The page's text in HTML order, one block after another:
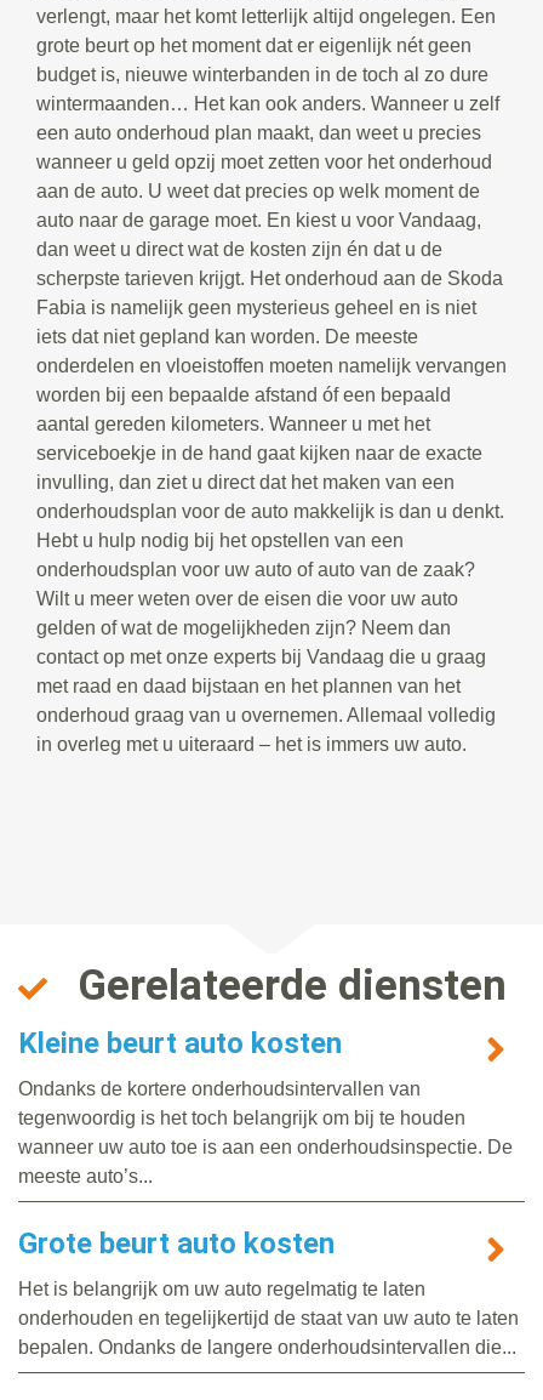
verlengt, maar het komt letterlijk altijd ongelegen. Een
grote beurt op het moment dat er eigenlijk nét geen
budget is, nieuwe winterbanden in de toch al zo dure
wintermaanden… Het kan ook anders. Wanneer u zelf
een auto onderhoud plan maakt, dan weet u precies
wanneer u geld opzij moet zetten voor het onderhoud
aan de auto. U weet dat precies op welk moment de
auto naar de garage moet. En kiest u voor Vandaag,
dan weet u direct wat de kosten zijn én dat u de
scherpste tarieven krijgt. Het onderhoud aan de Skoda
Fabia is namelijk geen mysterieus geheel en is niet
iets dat niet gepland kan worden. De meeste
onderdelen en vloeistoffen moeten namelijk vervangen
worden bij een bepaalde afstand óf een bepaald
aantal gereden kilometers. Wanneer u met het
serviceboekje in de hand gaat kijken naar de exacte
invulling, dan ziet u direct dat het maken van een
onderhoudsplan voor de auto makkelijk is dan u denkt.
Hebt u hulp nodig bij het opstellen van een
onderhoudsplan voor uw auto of auto van de zaak?
Wilt u meer weten over de eisen die voor uw auto
gelden of wat de mogelijkheden zijn? Neem dan
contact op met onze experts bij Vandaag die u graag
met raad en daad bijstaan en het plannen van het
onderhoud graag van u overnemen. Allemaal volledig
in overleg met u uiteraard – het is immers uw auto.
Gerelateerde diensten
Kleine beurt auto kosten
Ondanks de kortere onderhoudsintervallen van
tegenwoordig is het toch belangrijk om bij te houden
wanneer uw auto toe is aan een onderhoudsinspectie. De
meeste auto’s...
Grote beurt auto kosten
Het is belangrijk om uw auto regelmatig te laten
onderhouden en tegelijkertijd de staat van uw auto te laten
bepalen. Ondanks de langere onderhoudsintervallen die...